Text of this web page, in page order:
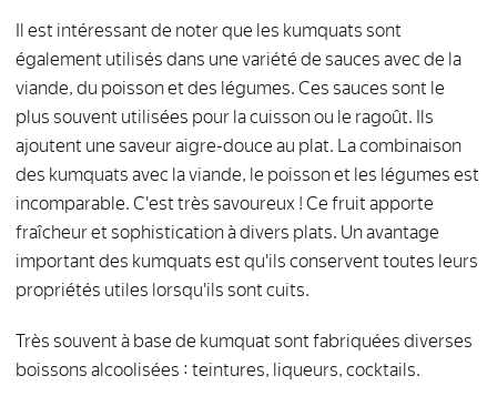
Il est intéressant de noter que les kumquats sont
également utilisés dans une variété de sauces avec de la
viande, du poisson et des légumes. Ces sauces sont le
plus souvent utilisées pour la cuisson ou le ragoût. Ils
ajoutent une saveur aigre-douce au plat. La combinaison
des kumquats avec la viande, le poisson et les légumes est
incomparable. C'est très savoureux ! Ce fruit apporte
fraîcheur et sophistication à divers plats. Un avantage
important des kumquats est qu'ils conservent toutes leurs
propriétés utiles lorsqu'ils sont cuits.
Très souvent à base de kumquat sont fabriquées diverses
boissons alcoolisées : teintures, liqueurs, cocktails.